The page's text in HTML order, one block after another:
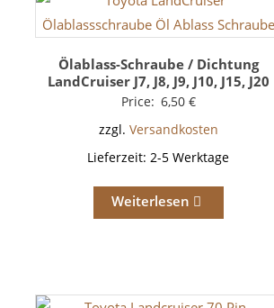
Ölablass-Schraube / Dichtung
LandCruiser J7, J8, J9, J10, J15, J20
Price: 6,50 €
zzgl. Versandkosten
Lieferzeit:2-5 Werktage
Weiterlesen